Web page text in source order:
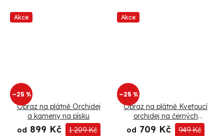
Akce
–25 %
Obraz na plátně Orchidej
a kameny na písku
od 899 Kč 1 209 Kč
Akce
–25 %
Obraz na plátně Kvetoucí
orchidej na černých
kamenech
od 709 Kč 949 Kč